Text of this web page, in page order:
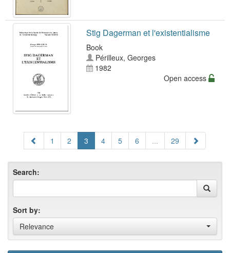
Stig Dagerman et l'existentialisme
Book
Périlleux, Georges
1982
Open access
1 2 3 4 5 6 ... 29
Search:
Sort by:
Relevance